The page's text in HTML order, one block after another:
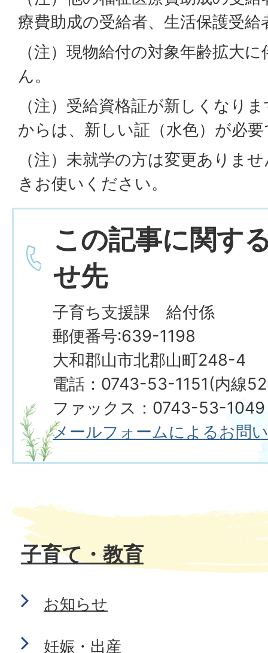
療費助成の受給者、生活保護受
（注）現物給付の対象年齢拡大
ん。
（注）受給資格証が新しくなり
からは、新しい証（水色）が必
（注）未就学の方は変更ありま
きお使いください。
この記事に関す
せ先
子育ち支援課 給付係
郵便番号:639-1198
大和郡山市北郡山町248-4
電話：0743-53-1151(内線
ファックス：0743-53-1049
メールフォームによるお問
子育て・教育
お知らせ
妊娠・出産